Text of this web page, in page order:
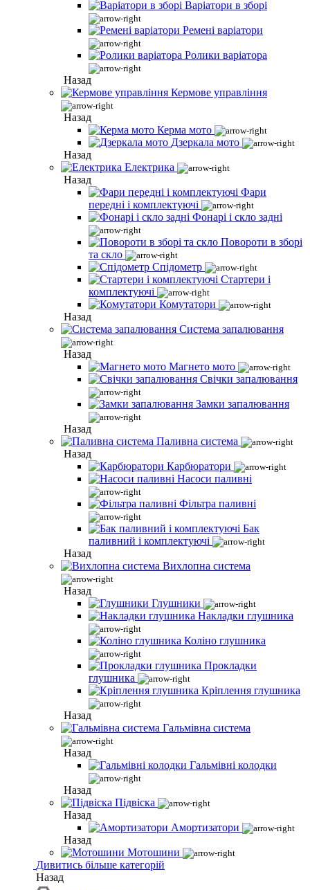
Варіатори в зборі
Ремені варіатори
Ролики варіатора
Назад
Кермове управління
Назад
Керма мото
Дзеркала мото
Назад
Електрика
Назад
Фари
передні і комплектуючі
Фонарі і скло задні
Повороти в зборі
та скло
Спідометр
Стартери і
комплектуючі
Комутатори
Назад
Система запалювання
Назад
Магнето мото
Свічки запалювання
Замки запалювання
Назад
Паливна система
Назад
Карбюратори
Насоси паливні
Фільтра паливні
Бак
паливний і комплектуючі
Назад
Вихлопна система
Назад
Глушники
Накладки глушника
Коліно глушника
Прокладки
глушника
Кріплення глушника
Назад
Гальмівна система
Назад
Гальмівні колодки
Назад
Підвіска
Назад
Амортизатори
Назад
Мотошини
Дивитись більше категорій
Назад